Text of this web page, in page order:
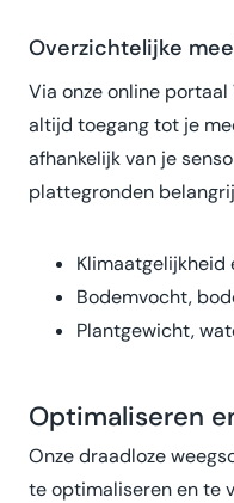
Overzichtelijke
Via onze online
altijd toegang tot je
afhankelijk van je
plattegronden
Klimaatgelijkheid
Bodemvocht,
Plantgewicht,
Optimaliseren
Onze draadloze
te optimaliseren en te